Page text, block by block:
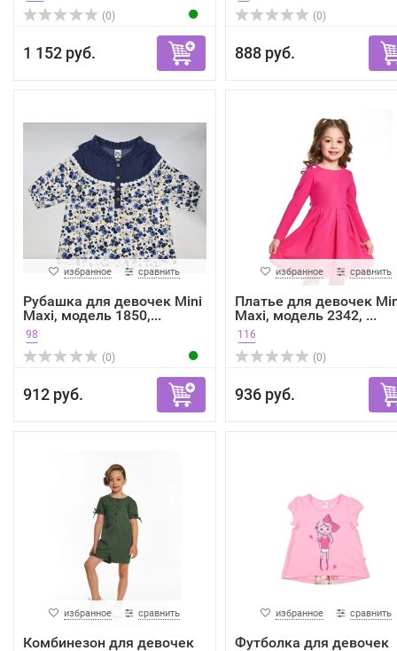
(0)
1 152 руб.
(0)
888 руб.
избранное сравнить
Рубашка для девочек Mini
Maxi, модель 1850,...
98
(0)
912 руб.
избранное сравнить
Платье для девочек
Maxi, модель 2342, ...
116
(0)
936 руб.
избранное сравнить
Комбинезон для девочек
избранное сравнить
Футболка для девочек